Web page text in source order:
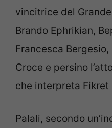
vincitrice del
Brando Ephrikian,
Francesca Bergesio,
Croce e persino
che interpreta Fikret
Palali, secondo